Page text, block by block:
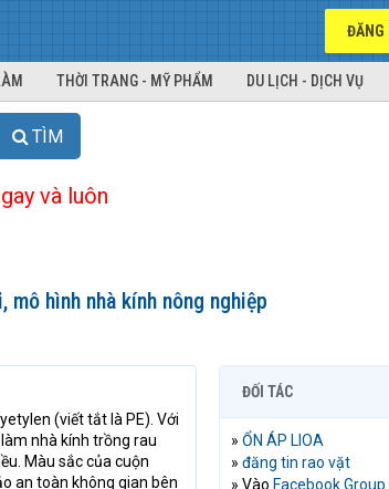
ĐĂNG
THỜI TRANG - MỸ PHẨM DU LỊCH - DỊCH VỤ
TÌM
và luôn
hình nhà kính nông nghiệp
(viết tắt là PE). Với
nhà kính trồng rau
Màu sắc của cuộn
an toàn không gian bên
ĐỐI TÁC
» ỔN ÁP LIOA
» đăng tin rao vặt
» Vào Facebook Group